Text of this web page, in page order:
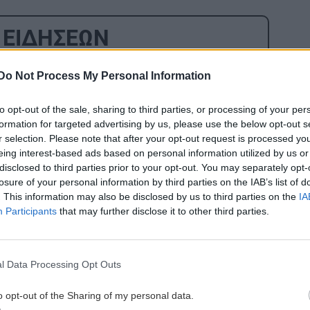
Do Not Process My Personal Information
opt-out of the sale, sharing to third parties, or processing of your
for targeted advertising by us, please use the below opt-out
selection. Please note that after your opt-out request is processed
interest-based ads based on personal information utilized by us
to third parties prior to your opt-out. You may separately
of your personal information by third parties on the IAB’s list of
This information may also be disclosed by us to third parties on the
Participants that may further disclose it to other third parties.
Data Processing Opt Outs
opt-out of the Sharing of my personal data.
08:25
08:11
GOSSIP - LIFESTYLE
αφήσει πίσω του το «Avatar»
22:32
ΕΠΙΣΤΗΜΗ
Έφτιαξε ηλιακό γιοτ με $20.000 και
διένυσε 3.000 ναυτικά μίλια χωρίς
στάλα καυσίμου!
22:21
ΣΠΙΤΙ
Κατσαρίδα στο σπίτι - Πότε πρέπει να